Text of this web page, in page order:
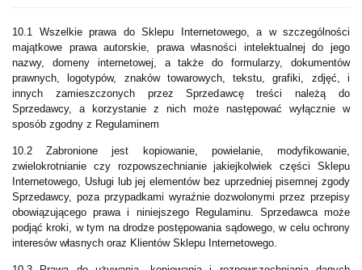
10.1 Wszelkie prawa do Sklepu Internetowego, a w szczególności
majątkowe prawa autorskie, prawa własności intelektualnej do jego
nazwy, domeny internetowej, a także do formularzy, dokumentów
prawnych, logotypów, znaków towarowych, tekstu, grafiki, zdjęć, i
innych zamieszczonych przez Sprzedawcę treści należą do
Sprzedawcy, a korzystanie z nich może następować wyłącznie w
sposób zgodny z Regulaminem
10.2 Zabronione jest kopiowanie, powielanie, modyfikowanie,
zwielokrotnianie czy rozpowszechnianie jakiejkolwiek części Sklepu
Internetowego, Usługi lub jej elementów bez uprzedniej pisemnej zgody
Sprzedawcy, poza przypadkami wyraźnie dozwolonymi przez przepisy
obowiązującego prawa i niniejszego Regulaminu. Sprzedawca może
podjąć kroki, w tym na drodze postępowania sądowego, w celu ochrony
interesów własnych oraz Klientów Sklepu Internetowego.